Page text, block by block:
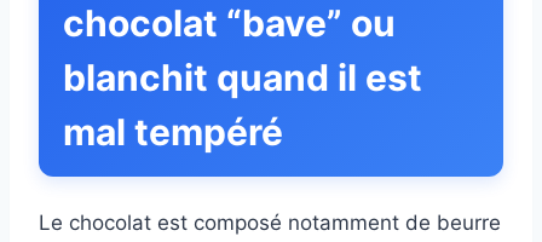
chocolat “bave” ou
blanchit quand il est
mal tempéré
Le chocolat est composé notamment de beurre